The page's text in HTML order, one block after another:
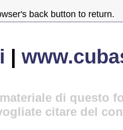
back button to return.
|
di questo
citare del